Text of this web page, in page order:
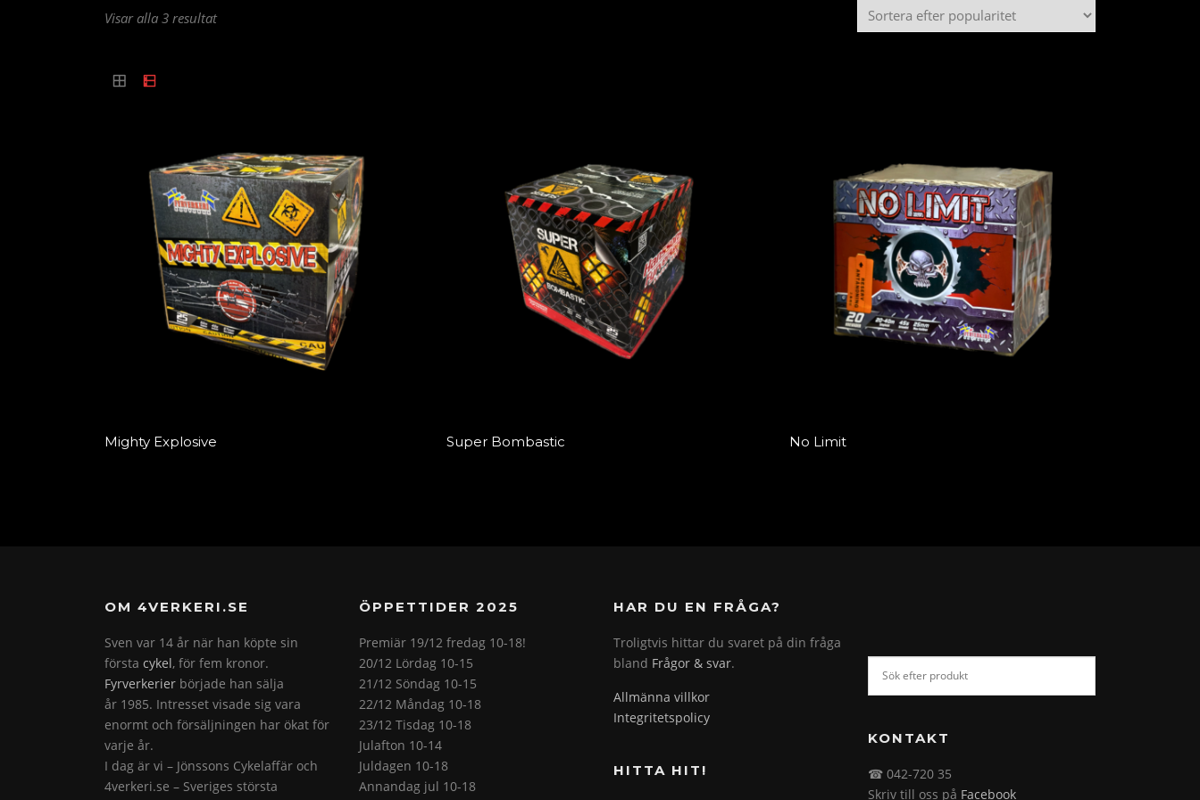
Visar alla 3 resultatSortera
Mighty Explosive Super Bombastic No Limit
OM 4VERKERI.SE
Sven var 14 år när han köpte sin
första cykel, för fem kronor.
Fyrverkerier började han sälja
år 1985. Intresset visade sig vara
enormt och försäljningen har ökat för
varje år.
I dag är vi – Jönssons Cykelaffär och
4verkeri.se – Sveriges största
ÖPPETTIDER 2025
Premiär 19/12 fredag 10-18!
20/12 Lördag 10-15
21/12 Söndag 10-15
22/12 Måndag 10-18
23/12 Tisdag 10-18
Julafton 10-14
Juldagen 10-18
Annandag jul 10-18
HAR DU EN FRÅGA?
Troligtvis hittar du svaret på din fråga
bland Frågor & svar.
Allmänna villkor
Integritetspolicy
HITTA HIT!
KONTAKT
☎ 042-720 35
Skriv till oss på Facebook